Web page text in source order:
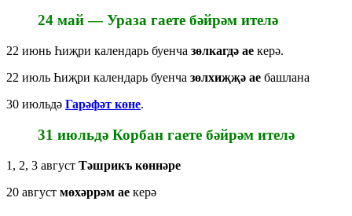
24 май —Ураза гаете бәйрәм ителә
22 июнь Һиҗри календарь буенча зөлкагдә ае керә.
22 июль Һиҗри календарь буенча зөлхиҗҗә ае башлана
30 июльдә Гарәфәт көне.
31 июльдә Корбан гаете бәйрәм ителә
1, 2, 3 август Тәшрикъ көннәре
20 август мөхәррәм ае керә